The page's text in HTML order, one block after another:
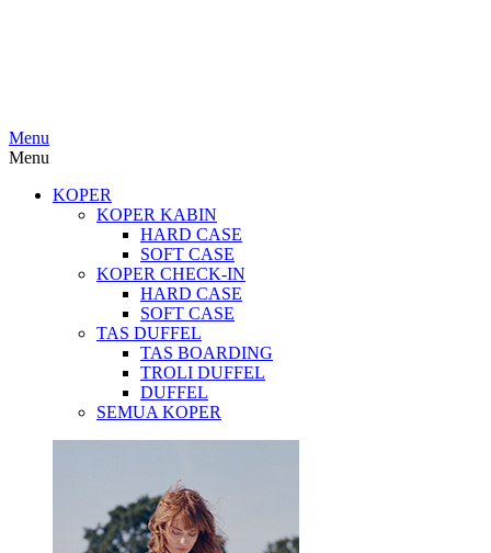
Menu
Menu
KOPER
KOPER KABIN
HARD CASE
SOFT CASE
KOPER CHECK-IN
HARD CASE
SOFT CASE
TAS DUFFEL
TAS BOARDING
TROLI DUFFEL
DUFFEL
SEMUA KOPER